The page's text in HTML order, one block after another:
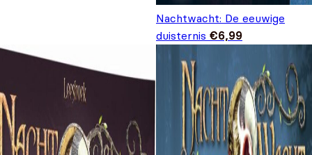
Nachtwacht: De eeuwige
duisternis €6,99